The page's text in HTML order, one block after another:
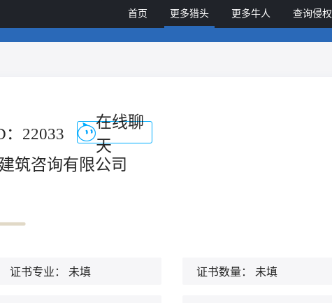
首页 更多猎头 更多牛人 查询侵权
：22033
在线聊
天
筑咨询有限公司
证书专业： 未填 证书数量： 未填